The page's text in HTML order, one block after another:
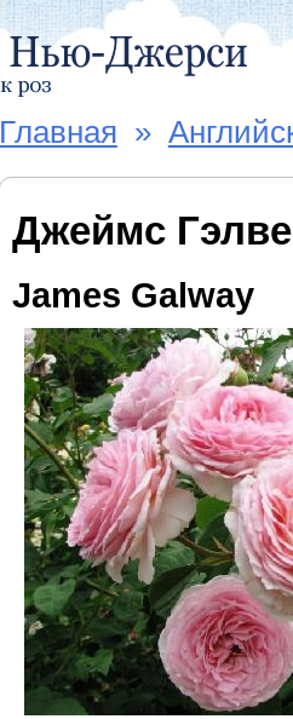
Главная »
Джеймс
James Galway